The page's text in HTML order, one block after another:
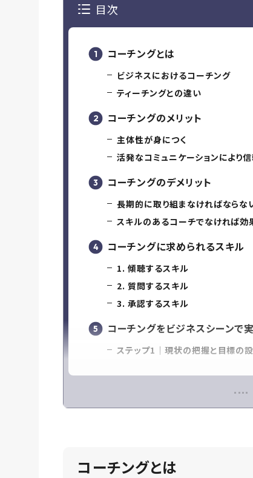
目次
コーチングとは
ビジネスにおけるコーチング
ティーチングとの違い
コーチングのメリット
主体性が身につく
活発なコミュニケーションにより
コーチングのデメリット
長期的に取り組まなければならな
スキルのあるコーチでなければ効
コーチングに求められるスキル
1. 傾聴するスキル
2. 質問するスキル
3. 承認するスキル
コーチングをビジネスシーンで
ステップ1｜現状の把握と目標の
コーチングとは